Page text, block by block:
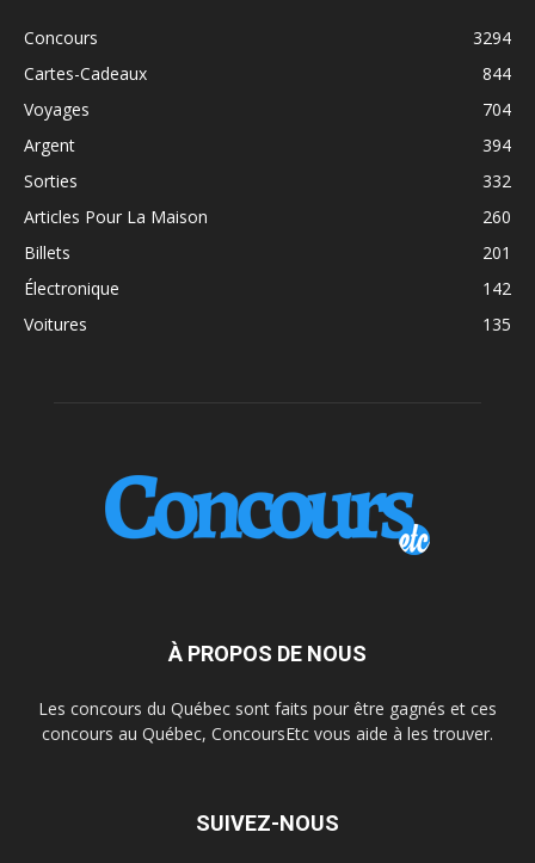
Concours
3294
Cartes-Cadeaux
844
Voyages
704
Argent
394
Sorties
332
Articles Pour La Maison
260
Billets
201
Électronique
142
Voitures
135
À PROPOS DE NOUS
Les concours du Québec sont faits pour être gagnés et ces
concours au Québec, ConcoursEtc vous aide à les trouver.
SUIVEZ-NOUS